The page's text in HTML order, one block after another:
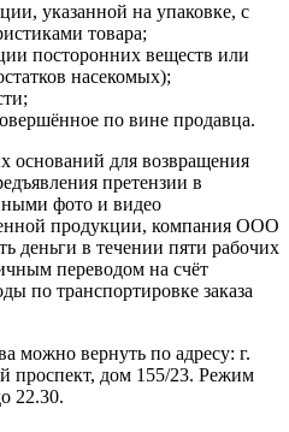
указанной на упаковке, с
товара;
посторонних веществ или
насекомых);
по вине продавца.
оснований для возвращения
претензии в
фото и видео
продукции, компания ООО
деньги в течении пяти рабочих
переводом на счёт
по транспортировке заказа
можно вернуть по адресу: г.
проспект, дом 155/23. Режим
22.30.